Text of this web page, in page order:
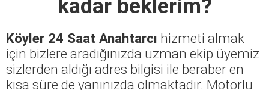
kadar beklerim?
Köyler 24 Saat Anahtarcı hizmeti almak
için bizlere aradığınızda uzman ekip üyemiz
sizlerden aldığı adres bilgisi ile beraber en
kısa süre de yanınızda olmaktadır. Motorlu